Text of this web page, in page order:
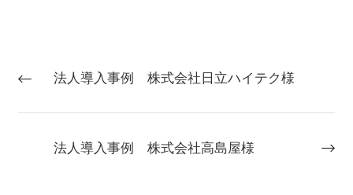
法人導入事例 株式会社日立ハイテク様
法人導入事例 株式会社高島屋様